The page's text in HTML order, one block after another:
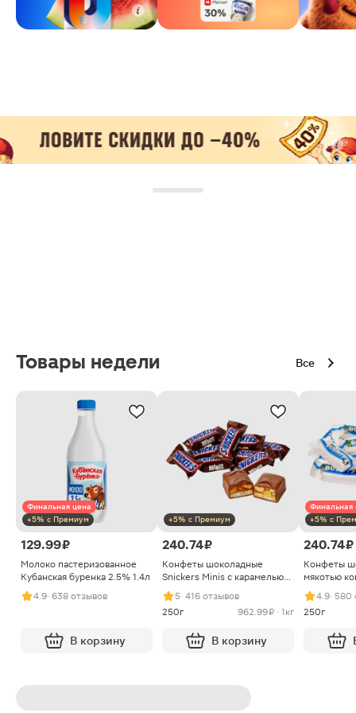
Товары недели Все
Финальная цена
+5% с Премиум
129.99 ₽
Молоко пастеризованное
Кубанская буренка 2.5% 1.4л
4.9· 638 отзывов
В корзину
+5% с Премиум
240.74 ₽
Конфеты шоколадные
Snickers Minis с карамелью
арахисом и нугой
5· 416 отзывов
250г
962.99 ₽ · 1кг
В корзину
Финальная
+5% с
240.74 ₽
Конфеты
мякотью
4.9· 580
250г